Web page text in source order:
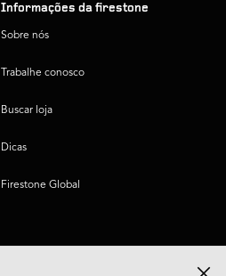
Informações da firestone
Sobre nós
Trabalhe conosco
Buscar loja
Dicas
Firestone Global